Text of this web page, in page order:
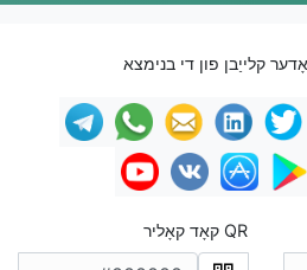
קלייַבן פון די בנימצא
QR קאָד קאָליר